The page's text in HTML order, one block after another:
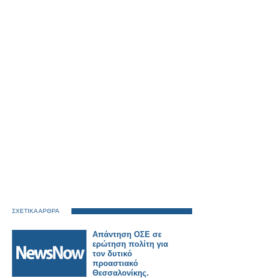
ΣΧΕΤΙΚΑ ΑΡΘΡΑ
Απάντηση ΟΣΕ σε
ερώτηση πολίτη για
τον δυτικό
προαστιακό
Θεσσαλονίκης.